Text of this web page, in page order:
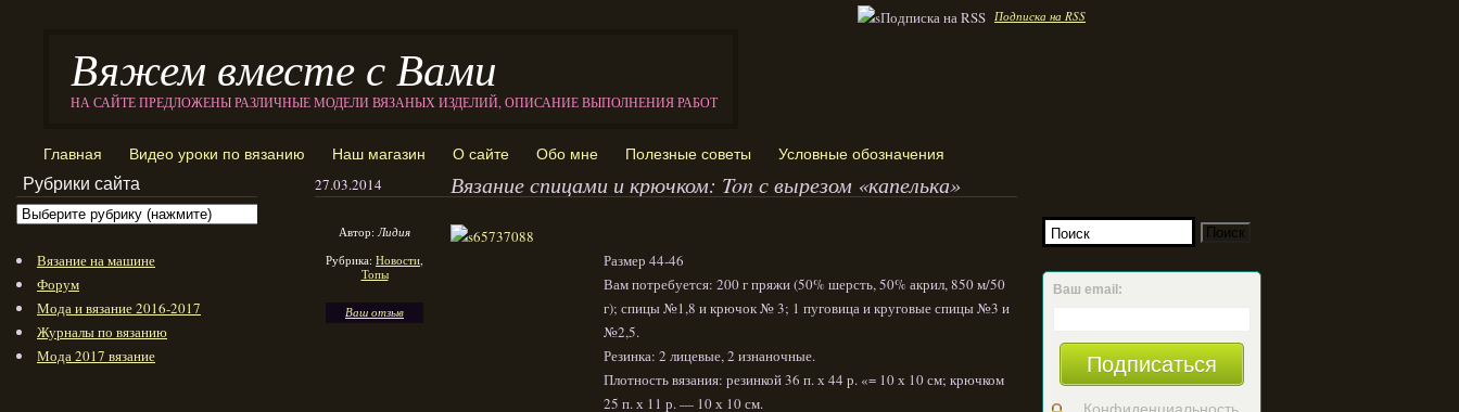
Подписка на RSS
Вяжем вместе с Вами
НА САЙТЕ ПРЕДЛОЖЕНЫ РАЗЛИЧНЫЕ МОДЕЛИ ВЯЗАНЫХ ИЗДЕЛИЙ, ОПИСАНИЕ ВЫПОЛНЕНИЯ РАБОТ
Главная Видео уроки по вязанию Наш магазин О сайте Обо мне Полезные советы Условные обозначения
27.03.2014 Вязание спицами и крючком: Ton с вырезом «капелька»
Автор:Лидия
Рубрика: Новости,
Топы
Ваш отзыв
Размер 44-46
Вам потребуется: 200 г пряжи (50% шерсть, 50% акрил, 850 м/50
г); спицы №1,8 и крючок № 3; 1 пуговица и круговые спицы №3 и
№2,5.
Резинка: 2 лицевые, 2 изнаночные.
Плотность вязания: резинкой 36 п. х 44 р. «= 10 х 10 см; крючком
25 п. х 11 р. — 10 х 10 см.
Ваш email:
Подписаться
Рубрики сайта
Вязание на машине
Форум
Мода и вязание 2016-2017
Журналы по вязанию
Мода 2017 вязание